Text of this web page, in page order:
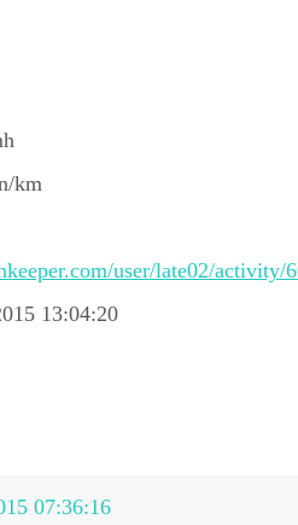
km
user/late02/activity/
13:04:20
07:36:16